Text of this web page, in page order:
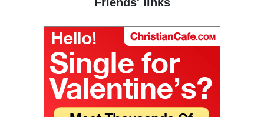
Второе послание Петра. (2 Пет)
Третье послание Иоанна Богослова. (3 Ин)
Послание к Римлянам. (Рим)
Первое послание к Коринфянам. (1 Кор)
Второе послание к Коринфянам. (2 Кор)